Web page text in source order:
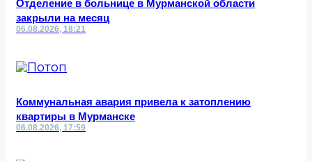
Отделение в больнице в Мурманской области
закрыли на месяц
06.08.2026, 18:21
Коммунальная авария привела к затоплению
квартиры в Мурманске
06.08.2026, 17:59